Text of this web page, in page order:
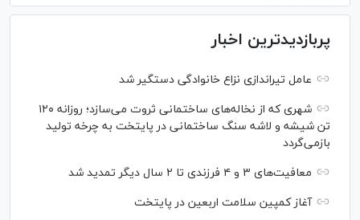
پربازدیدترین اخبار
عامل تیراندازی نزاع خانوادگی دستگیر شد
شهری که از نخاله‌های ساختمانی ثروت می‌سازد؛ روزانه ۱۲۰
تن شیشه و لاشه سنگ ساختمانی در پایتخت به چرخه تولید
بازمی‌گردد
معافیت‌های ۳ و ۴ فرزندی تا ۲ سال دیگر تمدید شد
آغاز کمپین سلامت اربعین در پایتخت